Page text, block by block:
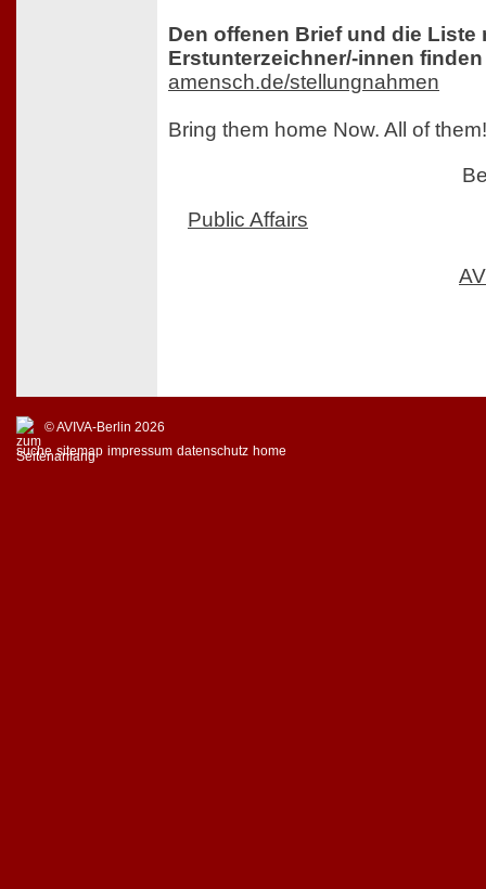
Den offenen Brief und die Liste
Erstunterzeichner/-innen
amensch.de/stellungnahmen
Bring them home Now. All of them!
Public Affairs
© AVIVA-Berlin 2026
suche sitemap impressum datenschutz home